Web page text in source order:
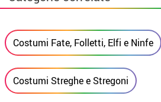
Costumi Fate, Folletti, Elfi e Ninfe
Costumi Streghe e Stregoni